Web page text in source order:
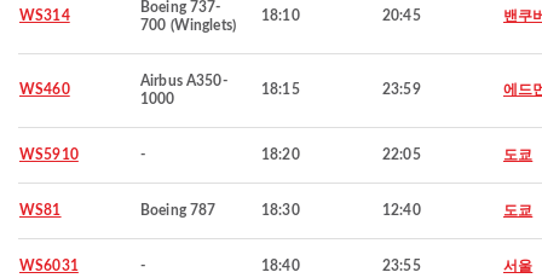
WS314
Boeing 737-
700 (Winglets)
18:10 20:45 밴쿠
WS460
Airbus A350-
1000
18:15 23:59 에드
WS5910 - 18:20 22:05 도쿄
WS81 Boeing 787 18:30 12:40 도쿄
WS6031 - 18:40 23:55 서울